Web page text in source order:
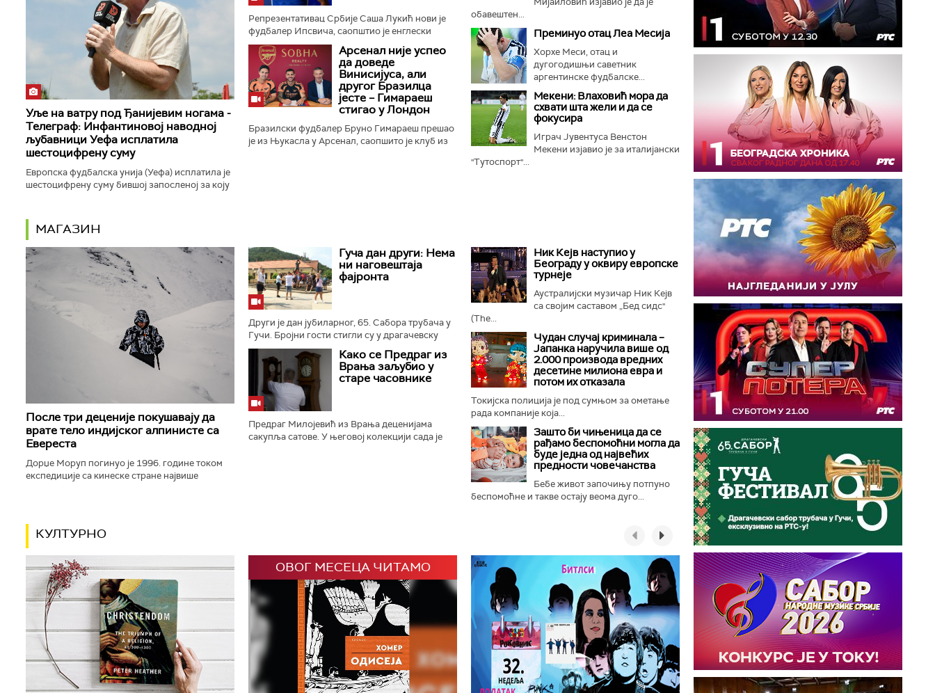
Уље на ватру под Ђанијевим ногама -
Телеграф: Инфантиновој наводној
љубавници Уефа исплатила
шестоцифрену суму
Европска фудбалска унија (Уефа) исплатила је
шестоцифрену суму бившој запосленој за коју
Репрезентативац Србије Саша Лукић нови је
фудбалер Ипсвича, саопштио је енглески
клуб...
Арсенал није успео
да доведе
Винисијуса, али
другог Бразилца
јесте – Гимараеш
стигао у Лондон
Бразилски фудбалер Бруно Гимараеш прешао
је из Њукасла у Арсенал, саопшито је клуб из
обавештен...
Преминуо отац Леа Месија
Хорхе Меси, отац и
дугогодишњи саветник
аргентинске фудбалске...
Мекени: Влаховић мора да
схвати шта жели и да се
фокусира
Играч Јувентуса Венстон
Мекени изјавио је за италијански
"Тутоспорт"...
МАГАЗИН
После три деценије покушавају да
врате тело индијског алпинисте са
Евереста
Дорџе Моруп погинуо је 1996. године током
експедиције са кинеске стране највише
Гуча дан други: Нема
ни наговештаја
фајронта
Други је дан јубиларног, 65. Сабора трубача у
Гучи. Бројни гости стигли су у драгачевску
варошицу – и сабораши се готово без
фајронта. Оно што је најважније...Како се Предраг из
Врања заљубио у
старе часовнике
Предраг Милојевић из Врања деценијама
сакупља сатове. У његовој колекцији сада је
Ник Кејв наступио у
Београду у оквиру европске
турнеје
Аустралијски музичар Ник Кејв
са својим саставом „Бед сидс"
(The...
Чудан случај криминала –
Јапанка наручила више од
2.000 производа вредних
десетине милиона евра и
потом их отказала
Токијска полиција је под сумњом за ометање
рада компаније која...
Зашто би чињеница да се
рађамо беспомоћни могла да
буде једна од највећих
предности човечанства
Бебе живот започињу потпуно
беспомоћне и такве остају веома дуго...
КУЛТУРНО
ОВОГ МЕСЕЦА ЧИТАМО